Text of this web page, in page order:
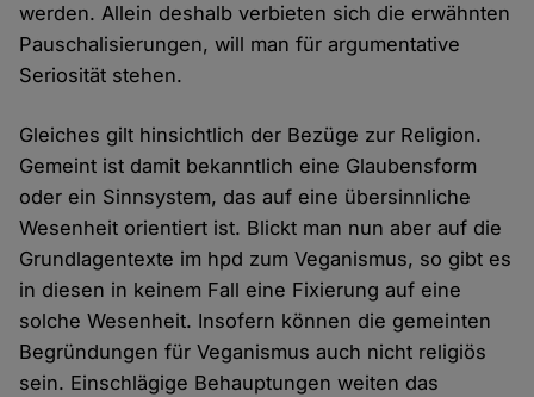
werden. Allein deshalb verbieten sich die erwähnten
Pauschalisierungen, will man für argumentative
Seriosität stehen.
Gleiches gilt hinsichtlich der Bezüge zur Religion.
Gemeint ist damit bekanntlich eine Glaubensform
oder ein Sinnsystem, das auf eine übersinnliche
Wesenheit orientiert ist. Blickt man nun aber auf die
Grundlagentexte im hpd zum Veganismus, so gibt es
in diesen in keinem Fall eine Fixierung auf eine
solche Wesenheit. Insofern können die gemeinten
Begründungen für Veganismus auch nicht religiös
sein. Einschlägige Behauptungen weiten das